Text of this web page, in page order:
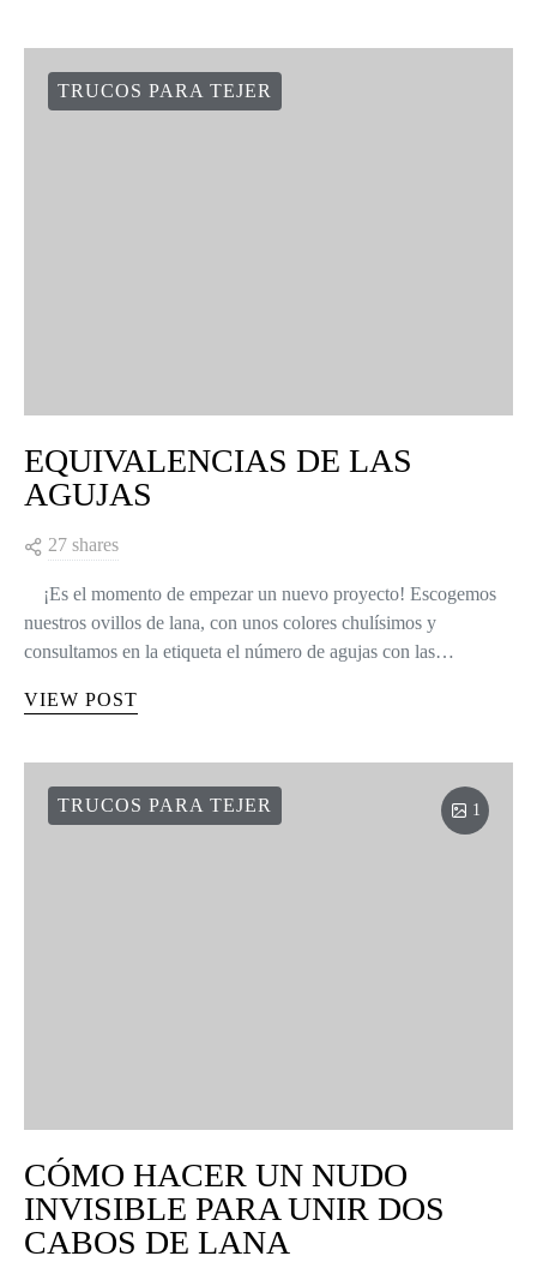
TRUCOS PARA TEJER
EQUIVALENCIAS DE LAS
AGUJAS
27 shares
¡Es el momento de empezar un nuevo proyecto! Escogemos
nuestros ovillos de lana, con unos colores chulísimos y
consultamos en la etiqueta el número de agujas con las…
VIEW POST
TRUCOS PARA TEJER 1
CÓMO HACER UN NUDO
INVISIBLE PARA UNIR DOS
CABOS DE LANA